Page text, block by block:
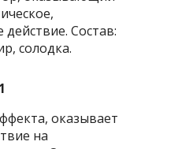
Состав:
солодка.
оказывает
на